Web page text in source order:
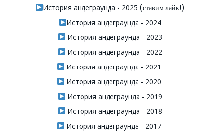
История андеграунда - 2025 (ставим лайк!)
История андеграунда - 2024
История андеграунда - 2023
История андеграунда - 2022
История андеграунда - 2021
История андеграунда - 2020
История андеграунда - 2019
История андеграунда - 2018
История андеграунда - 2017